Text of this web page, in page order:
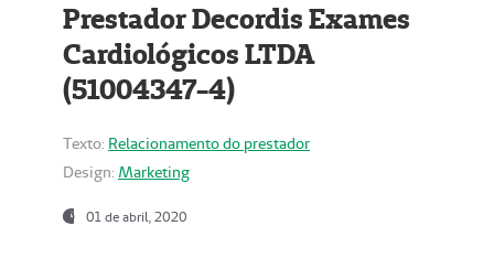
Prestador Decordis Exames
Cardiológicos LTDA
(51004347-4)
Texto: Relacionamento do prestador
Design: Marketing
01 de abril, 2020